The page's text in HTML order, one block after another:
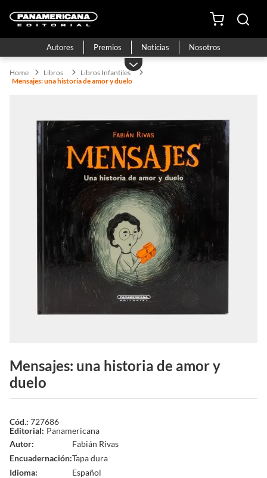
Autores Premios Noticias Nosotros
Libros
Libros Infantiles
Mensajes: una historia de amor y duelo
Mensajes: una historia de amor y
duelo
Panamericana
727686
Autor
Encuadernación
Idioma
Fabián Rivas
Tapa dura
Español